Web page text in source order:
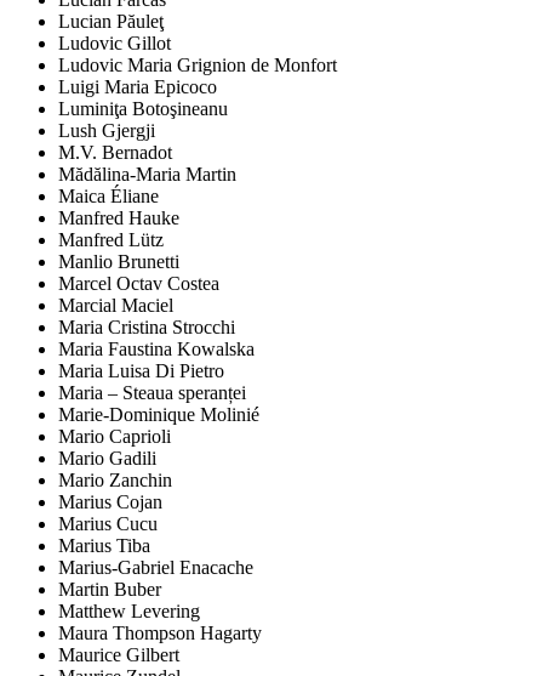
Lucian Păuleţ
Ludovic Gillot
Ludovic Maria Grignion de Monfort
Luigi Maria Epicoco
Luminiţa Botoşineanu
Lush Gjergji
M.V. Bernadot
Mădălina-Maria Martin
Maica Éliane
Manfred Hauke
Manfred Lütz
Manlio Brunetti
Marcel Octav Costea
Marcial Maciel
Maria Cristina Strocchi
Maria Faustina Kowalska
Maria Luisa Di Pietro
Maria – Steaua speranței
Marie-Dominique Molinié
Mario Caprioli
Mario Gadili
Mario Zanchin
Marius Cojan
Marius Cucu
Marius Tiba
Marius-Gabriel Enacache
Martin Buber
Matthew Levering
Maura Thompson Hagarty
Maurice Gilbert